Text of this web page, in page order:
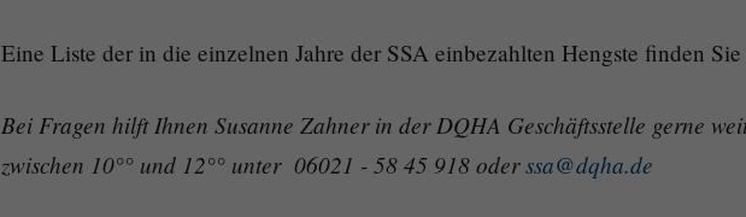
Eine Liste der in die einzelnen Jahre der SSA einbezahlten Hengste finden Sie
Bei Fragen hilft Ihnen Susanne Zahner in der DQHA Geschäftsstelle gerne
zwischen 10°° und 12°° unter 06021 - 58 45 918 oderssa@dqha.de